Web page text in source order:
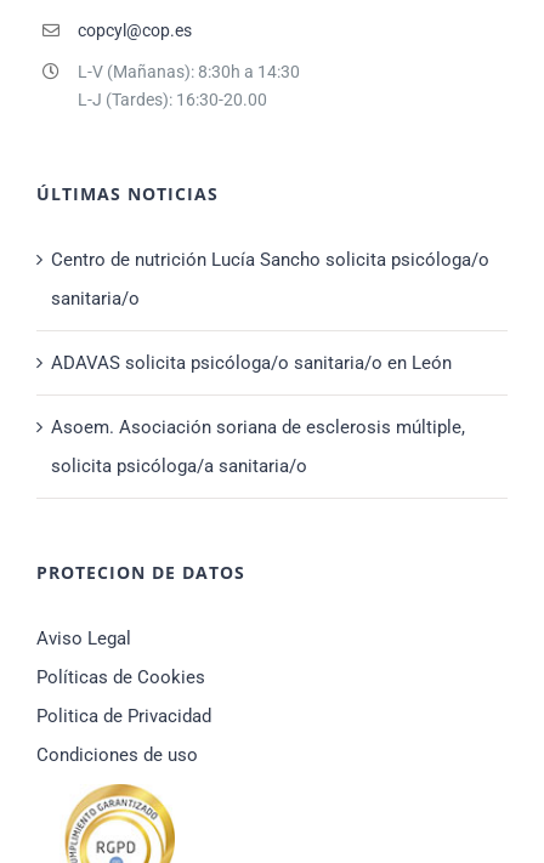
copcyl@cop.es
L-V (Mañanas): 8:30h a 14:30
L-J (Tardes): 16:30-20.00
ÚLTIMAS NOTICIAS
Centro de nutrición Lucía Sancho solicita psicóloga/o
sanitaria/o
ADAVAS solicita psicóloga/o sanitaria/o en León
Asoem. Asociación soriana de esclerosis múltiple,
solicita psicóloga/a sanitaria/o
PROTECION DE DATOS
Aviso Legal
Políticas de Cookies
Politica de Privacidad
Condiciones de uso